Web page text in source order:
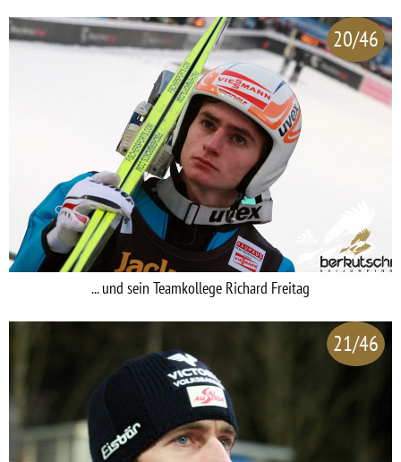
20/46
... und sein Teamkollege Richard Freitag
21/46